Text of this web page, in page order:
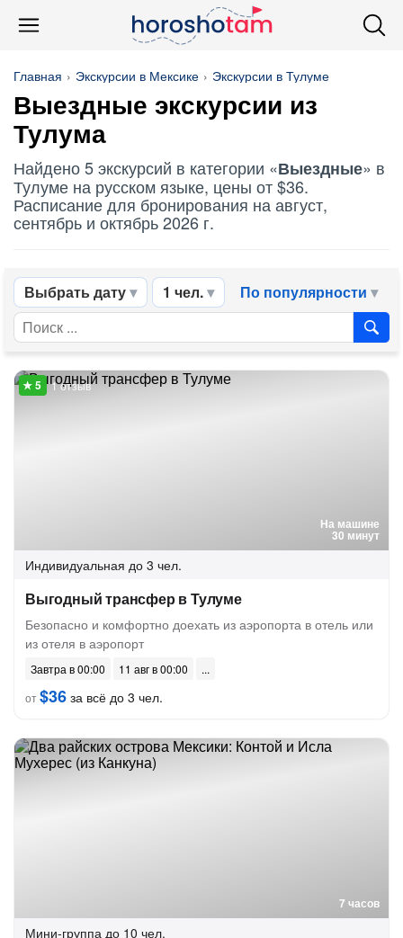
Главная Экскурсии в Мексике Экскурсии в Тулуме
Выездные экскурсии из
Тулума
Найдено 5 экскурсий в категории «Выездные» в
Тулуме на русском языке, цены от $36.
Расписание для бронирования на август,
сентябрь и октябрь 2026 г.
Выбрать дату 1 чел. По популярности
На машине
30 минут
1 отзыв
Индивидуальная до 3 чел.
Выгодный трансфер в Тулуме
Безопасно и комфортно доехать из аэропорта в отель или
из отеля в аэропорт
Завтра в 00:00
11 авг в 00:00
от$36 за всё до 3 чел.
7 часов
Мини-группа до 10 чел.